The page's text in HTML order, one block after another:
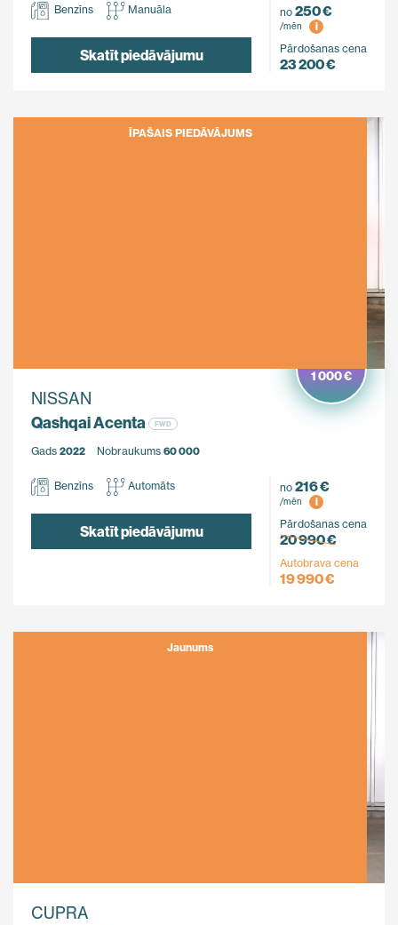
Benzīns Manuāla
Skatīt piedāvājumu
no 250 €
/mēn
i
Pārdošanas cena
23 200 €
ĪPAŠAIS PIEDĀVĀJUMS
NISSAN
Qashqai Acenta
FWD
Gads 2022 Nobraukums 60 000
1 000 €
Benzīns Automāts
Skatīt piedāvājumu
no 216 €
/mēn
i
Pārdošanas cena
20 990 €
Autobrava cena
19 990 €
Jaunums
CUPRA